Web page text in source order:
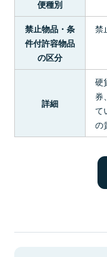
便種別
禁止物品・条
件付許容物品
の区分
禁
詳細
硬
券
て
の